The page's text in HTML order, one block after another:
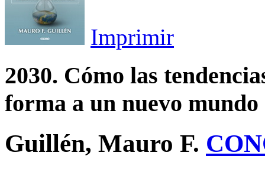
Imprimir
2030. Cómo las
forma a un nuevo mundo
Guillén, Mauro F.